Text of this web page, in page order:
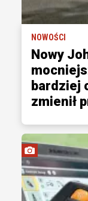
NOWOŚCI
Nowy
bardziej
zmienił